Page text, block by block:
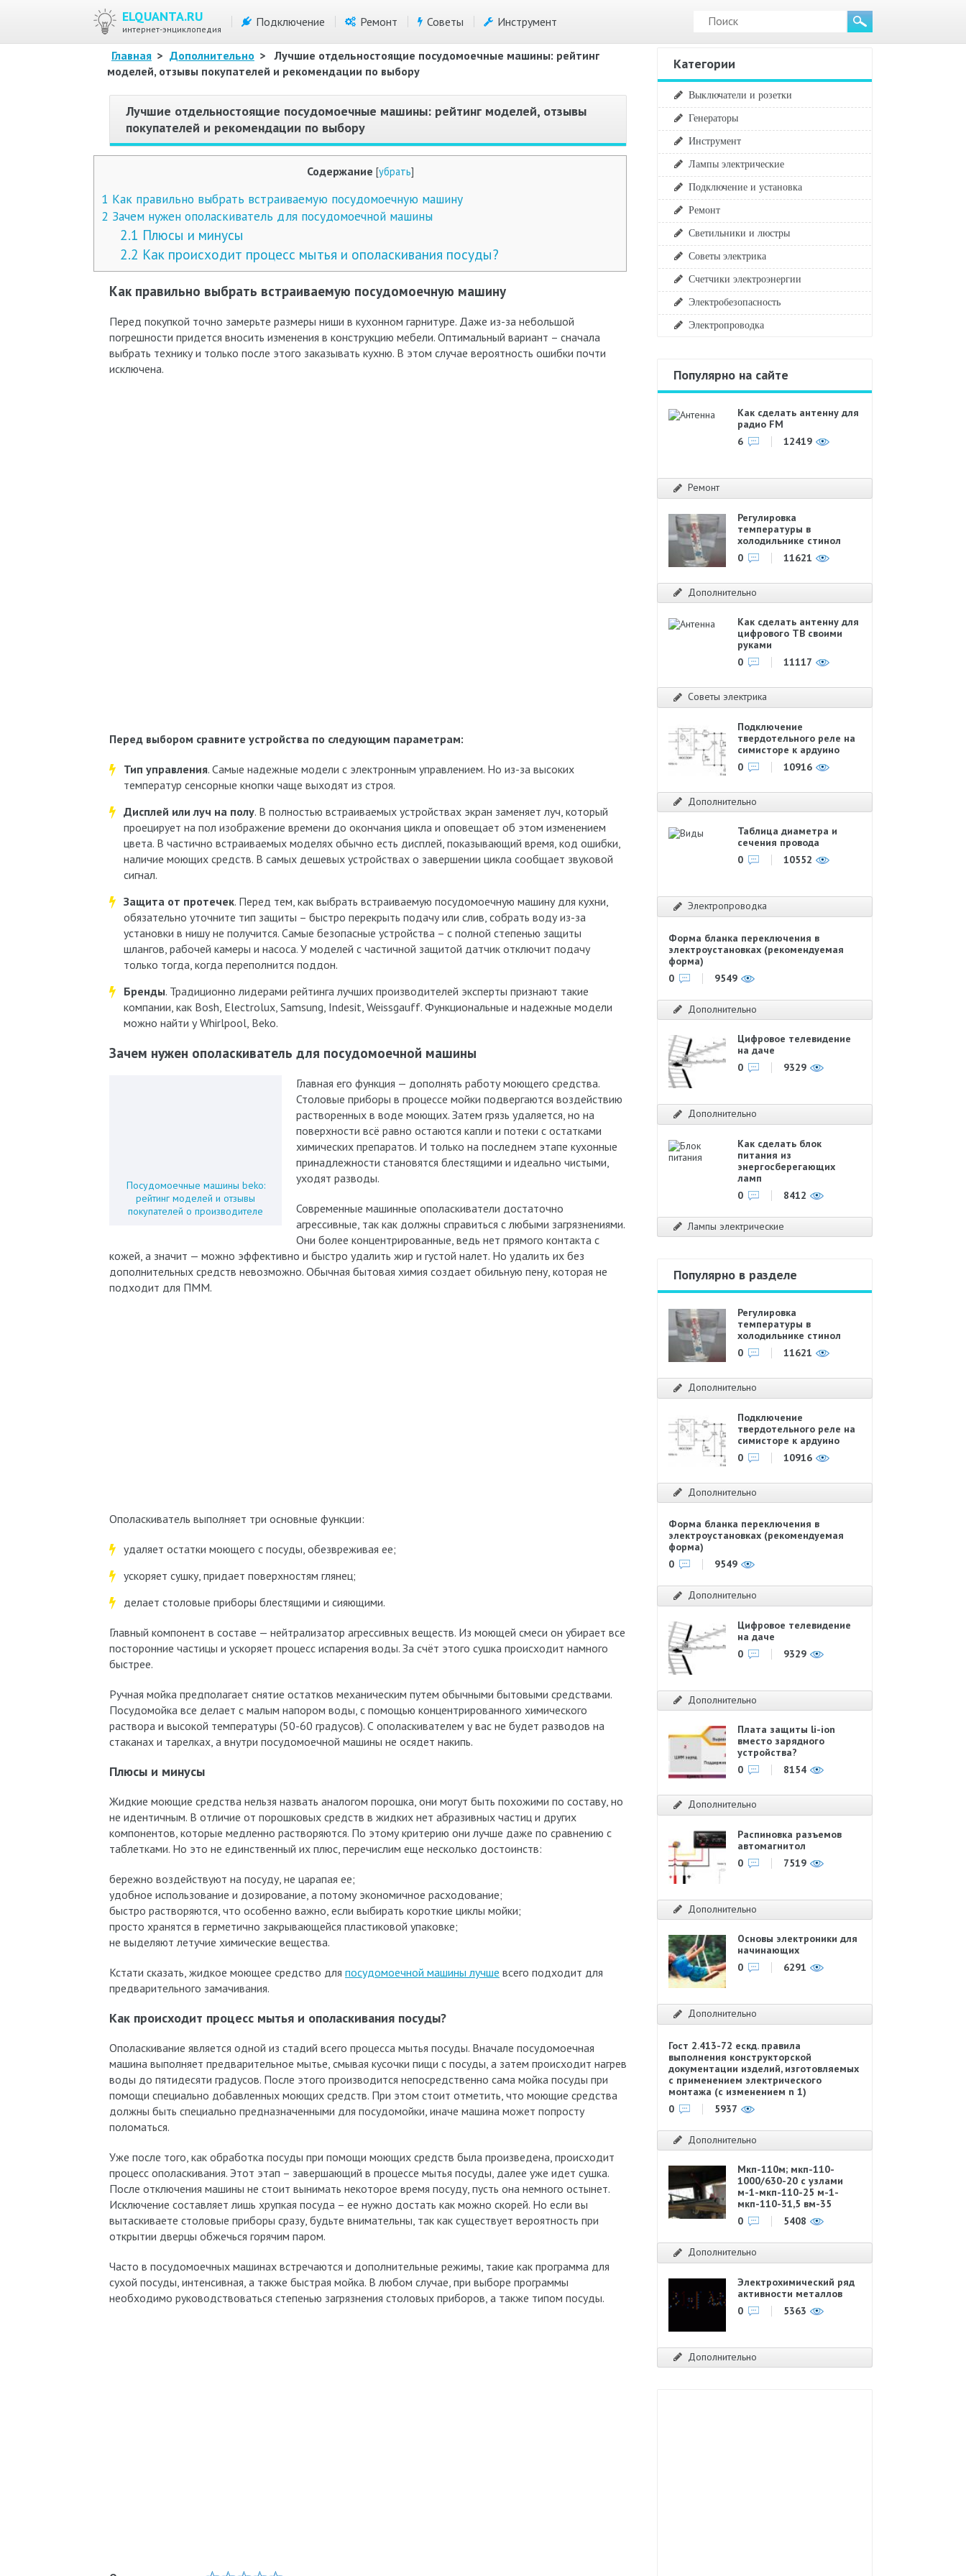
ELQUANTA.RU
интернет-энциклопедия
Подключение Ремонт Советы Инструмент
Главная > Дополнительно >
Лучшие отдельностоящие посудомоечные машины: рейтинг
моделей, отзывы покупателей и рекомендации по выбору
Лучшие отдельностоящие посудомоечные машины: рейтинг моделей, отзывы
покупателей и рекомендации по выбору
Содержание [убрать]
1 Как правильно выбрать встраиваемую посудомоечную машину
2 Зачем нужен ополаскиватель для посудомоечной машины
2.1 Плюсы и минусы
2.2 Как происходит процесс мытья и ополаскивания посуды?
Как правильно выбрать встраиваемую посудомоечную машину
Перед покупкой точно замерьте размеры ниши в кухонном гарнитуре. Даже из-за небольшой
погрешности придется вносить изменения в конструкцию мебели. Оптимальный вариант – сначала
выбрать технику и только после этого заказывать кухню. В этом случае вероятность ошибки почти
исключена.
Перед выбором сравните устройства по следующим параметрам:
Тип управления. Самые надежные модели с электронным управлением. Но из-за высоких
температур сенсорные кнопки чаще выходят из строя.
Дисплей или луч на полу. В полностью встраиваемых устройствах экран заменяет луч, который
проецирует на пол изображение времени до окончания цикла и оповещает об этом изменением
цвета. В частично встраиваемых моделях обычно есть дисплей, показывающий время, код ошибки,
наличие моющих средств. В самых дешевых устройствах о завершении цикла сообщает звуковой
сигнал.
Защита от протечек. Перед тем, как выбрать встраиваемую посудомоечную машину для кухни,
обязательно уточните тип защиты – быстро перекрыть подачу или слив, собрать воду из-за
установки в нишу не получится. Самые безопасные устройства – с полной степенью защиты
шлангов, рабочей камеры и насоса. У моделей с частичной защитой датчик отключит подачу
только тогда, когда переполнится поддон.
Бренды. Традиционно лидерами рейтинга лучших производителей эксперты признают такие
компании, как Bosh, Electrolux, Samsung, Indesit, Weissgauff. Функциональные и надежные модели
можно найти у Whirlpool, Beko.
Зачем нужен ополаскиватель для посудомоечной машины
Посудомоечные машины beko:
рейтинг моделей и отзывы
покупателей о производителе
Главная его функция — дополнять работу моющего средства.
Столовые приборы в процессе мойки подвергаются воздействию
растворенных в воде моющих. Затем грязь удаляется, но на
поверхности всё равно остаются капли и потеки с остатками
химических препаратов. И только на последнем этапе кухонные
принадлежности становятся блестящими и идеально чистыми,
уходят разводы.
Современные машинные ополаскиватели достаточно
агрессивные, так как должны справиться с любыми загрязнениями.
Они более концентрированные, ведь нет прямого контакта с
кожей, а значит — можно эффективно и быстро удалить жир и густой налет. Но удалить их без
дополнительных средств невозможно. Обычная бытовая химия создает обильную пену, которая не
подходит для ПММ.
Ополаскиватель выполняет три основные функции:
удаляет остатки моющего с посуды, обезвреживая ее;
ускоряет сушку, придает поверхностям глянец;
делает столовые приборы блестящими и сияющими.
Главный компонент в составе — нейтрализатор агрессивных веществ. Из моющей смеси он убирает все
посторонние частицы и ускоряет процесс испарения воды. За счёт этого сушка происходит намного
быстрее.
Ручная мойка предполагает снятие остатков механическим путем обычными бытовыми средствами.
Посудомойка все делает с малым напором воды, с помощью концентрированного химического
раствора и высокой температуры (50-60 градусов). С ополаскивателем у вас не будет разводов на
стаканах и тарелках, а внутри посудомоечной машины не осядет накипь.
Плюсы и минусы
Жидкие моющие средства нельзя назвать аналогом порошка, они могут быть похожими по составу, но
не идентичным. В отличие от порошковых средств в жидких нет абразивных частиц и других
компонентов, которые медленно растворяются. По этому критерию они лучше даже по сравнению с
таблетками. Но это не единственный их плюс, перечислим еще несколько достоинств:
бережно воздействуют на посуду, не царапая ее;
удобное использование и дозирование, а потому экономичное расходование;
быстро растворяются, что особенно важно, если выбирать короткие циклы мойки;
просто хранятся в герметично закрывающейся пластиковой упаковке;
не выделяют летучие химические вещества.
Кстати сказать, жидкое моющее средство для посудомоечной машины лучше всего подходит для
предварительного замачивания.
Как происходит процесс мытья и ополаскивания посуды?
Ополаскивание является одной из стадий всего процесса мытья посуды. Вначале посудомоечная
машина выполняет предварительное мытье, смывая кусочки пищи с посуды, а затем происходит нагрев
воды до пятидесяти градусов. После этого производится непосредственно сама мойка посуды при
помощи специально добавленных моющих средств. При этом стоит отметить, что моющие средства
должны быть специально предназначенными для посудомойки, иначе машина может попросту
поломаться.
Уже после того, как обработка посуды при помощи моющих средств была произведена, происходит
процесс ополаскивания. Этот этап – завершающий в процессе мытья посуды, далее уже идет сушка.
После отключения машины не стоит вынимать некоторое время посуду, пусть она немного остынет.
Исключение составляет лишь хрупкая посуда – ее нужно достать как можно скорей. Но если вы
вытаскиваете столовые приборы сразу, будьте внимательны, так как существует вероятность при
открытии дверцы обжечься горячим паром.
Часто в посудомоечных машинах встречаются и дополнительные режимы, такие как программа для
сухой посуды, интенсивная, а также быстрая мойка. В любом случае, при выборе программы
необходимо руководствоваться степенью загрязнения столовых приборов, а также типом посуды.
Категории
Выключатели и розетки
Генераторы
Инструмент
Лампы электрические
Подключение и установка
Ремонт
Светильники и люстры
Советы электрика
Счетчики электроэнергии
Электробезопасность
Электропроводка
Популярно на сайте
Как сделать антенну для
радио FM
6
12419
Ремонт
Регулировка
температуры в
холодильнике стинол
0
11621
Дополнительно
Как сделать антенну для
цифрового ТВ своими
руками
0
11117
Советы электрика
Подключение
твердотельного реле на
симисторе к ардуино
0
10916
Дополнительно
Таблица диаметра и
сечения провода
0
10552
Электропроводка
Форма бланка переключения в
электроустановках (рекомендуемая
форма)
0
9549
Дополнительно
Цифровое телевидение
на даче
0
9329
Дополнительно
Как сделать блок
питания из
энергосберегающих
ламп
0
8412
Лампы электрические
Популярно в разделе
Регулировка
температуры в
холодильнике стинол
0
11621
Дополнительно
Подключение
твердотельного реле на
симисторе к ардуино
0
10916
Дополнительно
Форма бланка переключения в
электроустановках (рекомендуемая
форма)
0
9549
Дополнительно
Цифровое телевидение
на даче
0
9329
Дополнительно
Плата защиты li-ion
вместо зарядного
устройства?
0
8154
Дополнительно
Распиновка разъемов
автомагнитол
0
7519
Дополнительно
Основы электроники для
начинающих
0
6291
Дополнительно
Гост 2.413-72 ескд. правила
выполнения конструкторской
документации изделий, изготовляемых
с применением электрического
монтажа (с изменением n 1)
0
5937
Дополнительно
Мкп-110м; мкп-110-
1000/630-20 с узлами
м-1-мкп-110-25 м-1-
мкп-110-31,5 вм-35
0
5408
Дополнительно
Электрохимический ряд
активности металлов
0
5363
Дополнительно